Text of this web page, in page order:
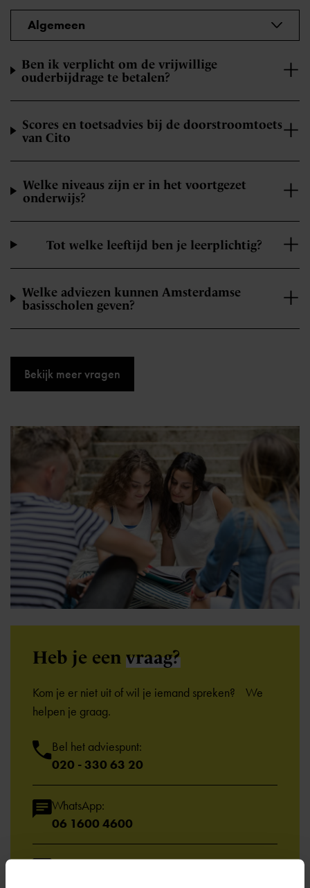
Algemeen
Ben ik verplicht om de vrijwillige
ouderbijdrage te betalen?
Scores en toetsadvies bij de doorstroomtoets
van Cito
Welke niveaus zijn er in het voortgezet
onderwijs?
Tot welke leeftijd ben je leerplichtig?
Welke adviezen kunnen Amsterdamse
basisscholen geven?
Bekijk meer vragen
Heb je een vraag?
Kom je er niet uit of wil je iemand spreken? We
helpen je graag.
Bel het adviespunt:
020 - 330 63 20
WhatsApp:
06 1600 4600
Email: